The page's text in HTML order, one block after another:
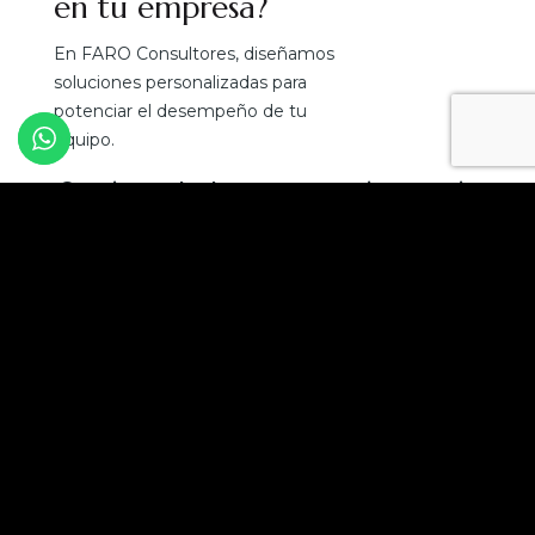
En FARO Consultores, diseñamos
soluciones personalizadas para
potenciar el desempeño de tu
equipo.
¡Convierte el talento en tu mejor ventaja